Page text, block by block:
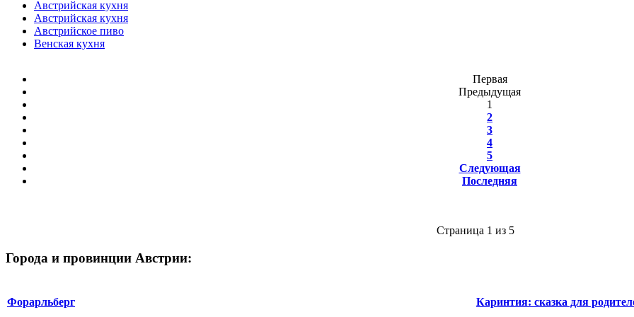
Австрийская кухня
Австрийская кухня
Австрийское пиво
Венская кухня
Первая
Предыдущая
1
2
3
4
5
Следующая
Последняя
Страница 1 из 5
Города и провинции Австрии:
Форарльберг Каринтия: сказка для